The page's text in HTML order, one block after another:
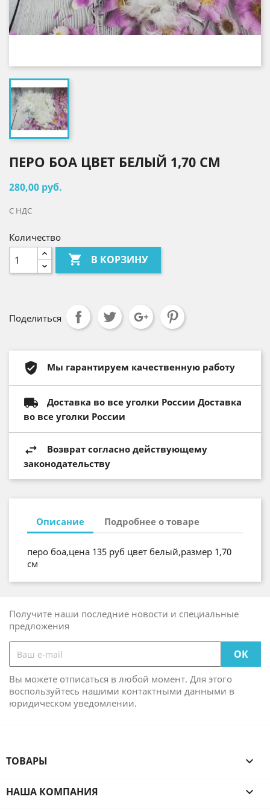
ПЕРО БОА ЦВЕТ БЕЛЫЙ 1,70 СМ
280,00 руб.
С НДС
Количество
 В КОРЗИНУ
Поделиться
Мы гарантируем качественную работу
Доставка во все уголки России Доставка
во все уголки России
Возврат согласно действующему
законодательству
Описание Подробнее о товаре
перо боа,цена 135 руб цвет белый,размер 1,70
см
Получите наши последние новости и специальные
предложения
Вы можете отписаться в любой момент. Для этого
воспользуйтесь нашими контактными данными в
юридическом уведомлении.
ТОВАРЫ 
НАША КОМПАНИЯ 